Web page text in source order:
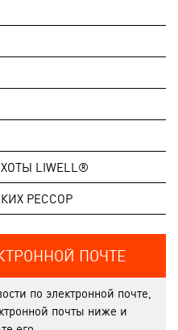
LIWELL®
РЕССОР
ПОЧТЕ
по электронной почте,
почты ниже и